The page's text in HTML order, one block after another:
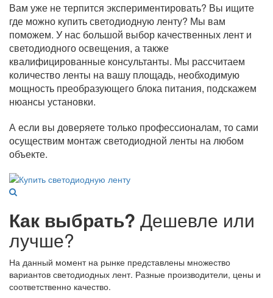
Вам уже не терпится экспериментировать? Вы ищите
где можно купить светодиодную ленту? Мы вам
поможем. У нас большой выбор качественных лент и
светодиодного освещения, а также
квалифицированные консультанты. Мы рассчитаем
количество ленты на вашу площадь, необходимую
мощность преобразующего блока питания, подскажем
нюансы установки.
А если вы доверяете только профессионалам, то сами
осуществим монтаж светодиодной ленты на любом
объекте.
Как выбрать? Дешевле или
лучше?
На данный момент на рынке представлены множество
вариантов светодиодных лент. Разные производители, цены и
соответственно качество.